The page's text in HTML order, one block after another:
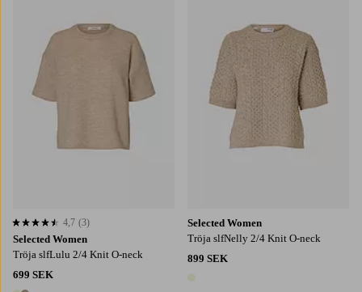
Selected Women
Tröja slfLulu 2/4 Knit O-neck
699 SEK
4,7 baserat på 3 st betyg
4,7 (3)
Selected Women
Tröja slfNelly 2/4 Knit O-neck
899 SEK
1 färg